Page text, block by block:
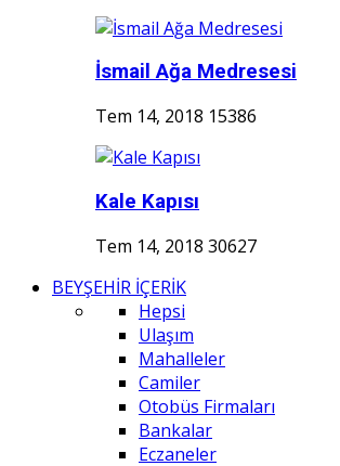
İsmail Ağa Medresesi
Tem 14, 2018 15386
Kale Kapısı
Tem 14, 2018 30627
BEYŞEHİR İÇERİK
Hepsi
Ulaşım
Mahalleler
Camiler
Otobüs Firmaları
Bankalar
Eczaneler